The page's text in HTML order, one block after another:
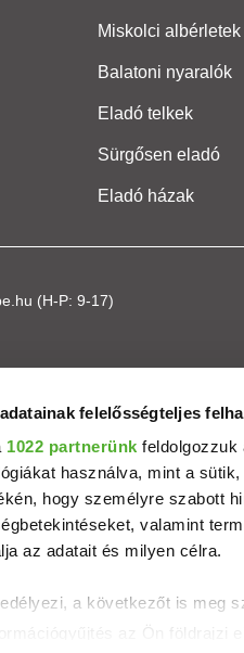
felelősségteljes
1022 partnerünk feldolgozzuk
használva, mint a
hogy személyre szabott
valamint
az adatait és milyen célra.
a következőt is meg
Miskolci albérletek
Balatoni nyaralók
Eladó telkek
Sürgősen eladó
Eladó házak
(H-P: 9-17)